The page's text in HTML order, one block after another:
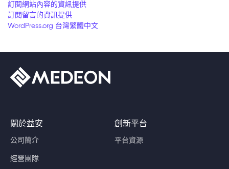
訂閱網站內容的資訊提供
訂閱留言的資訊提供
WordPress.org 台灣繁體中文
關於益安
公司簡介
經營團隊
創新平台
平台資源